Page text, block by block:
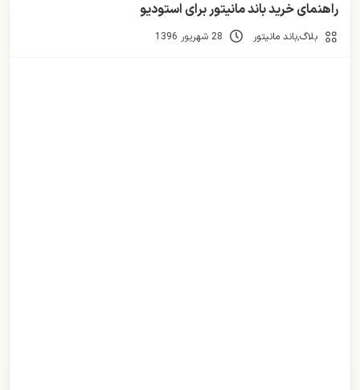
راهنمای خرید باند مانیتور برای استودیو
بلاگ,باند مانیتور 28 شهریور 1396